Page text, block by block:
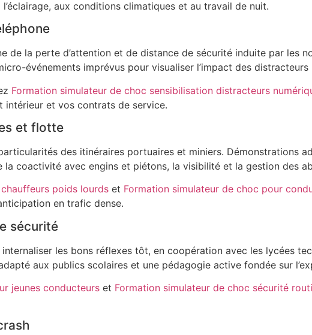
aux conditions climatiques et au travail de nuit.
de la perte d’attention et de distance de sécurité induite par les
événements imprévus pour visualiser l’impact des distracteurs
Formation simulateur de choc sensibilisation distracteurs
intérieur et vos contrats de service.
et flotte
des itinéraires portuaires et miniers. Démonstrations
la coactivité avec engins et piétons, la visibilité et la gestion des
poids lourds et Formation simulateur de choc pour
en trafic dense.
sécurité
les bons réflexes tôt, en coopération avec les lycées
aux publics scolaires et une pédagogie active fondée sur
jeunes conducteurs et Formation simulateur de choc sécurité